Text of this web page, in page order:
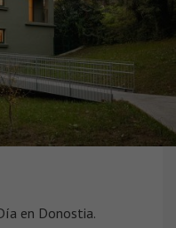
en Donostia.